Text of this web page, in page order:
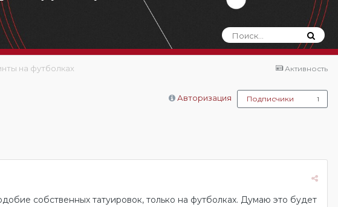
Активность
на футболках
Авторизация Подписчики 1
собственных татуировок, только на футболках. Думаю это будет